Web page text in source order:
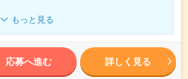
もっと見る
応募へ進む 詳しく見る